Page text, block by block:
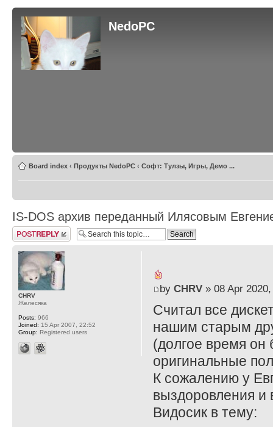
NedoPC
Board index ‹ Продукты NedoPC ‹ Софт: Тулзы, Игры, Демо ...
IS-DOS архив переданный Илясовым
Post a reply
by CHRV» 08 Apr 2020,
Считал все
нашим старым
(долгое время
оригинальные
К сожалению у
выздоровления и
Видосик в тему:
CHRV
Желесяка
Posts: 966
Joined: 15 Apr 2007, 22:52
Group: Registered users